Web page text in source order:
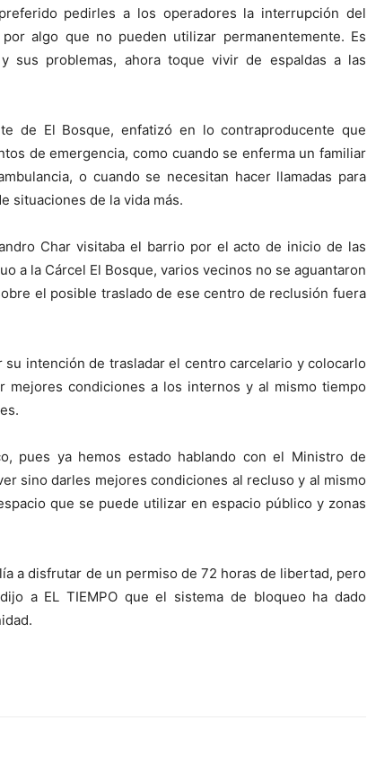
pedirles a los operadores la interrupción del
algo que no pueden utilizar permanentemente. Es
sus problemas, ahora toque vivir de espaldas a las
de El Bosque, enfatizó en lo contraproducente que
de emergencia, como cuando se enferma un familiar
o cuando se necesitan hacer llamadas para
situaciones de la vida más.
Char visitaba el barrio por el acto de inicio de las
a la Cárcel El Bosque, varios vecinos no se aguantaron
el posible traslado de ese centro de reclusión fuera
intención de trasladar el centro carcelario y colocarlo
condiciones a los internos y al mismo tiempo
pues ya hemos estado hablando con el Ministro de
sino darles mejores condiciones al recluso y al mismo
que se puede utilizar en espacio público y zonas
a disfrutar de un permiso de 72 horas de libertad, pero
a EL TIEMPO que el sistema de bloqueo ha dado